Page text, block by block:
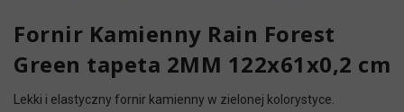
Fornir Kamienny Rain Forest
Green tapeta 2MM 122x61x0,2 cm
Lekki i elastyczny fornir kamienny w zielonej kolorystyce.